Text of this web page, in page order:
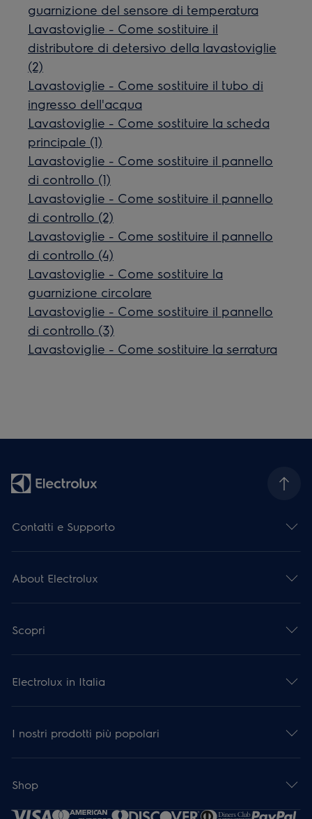
guarnizione del sensore di temperatura
Lavastoviglie - Come sostituire il
distributore di detersivo della lavastoviglie
(2)
Lavastoviglie - Come sostituire il tubo di
ingresso dell'acqua
Lavastoviglie - Come sostituire la scheda
principale (1)
Lavastoviglie - Come sostituire il pannello
di controllo (1)
Lavastoviglie - Come sostituire il pannello
di controllo (2)
Lavastoviglie - Come sostituire il pannello
di controllo (4)
Lavastoviglie - Come sostituire la
guarnizione circolare
Lavastoviglie - Come sostituire il pannello
di controllo (3)
Lavastoviglie - Come sostituire la serratura
Contatti e Supporto
About Electrolux
Scopri
Electrolux in Italia
I nostri prodotti più popolari
Shop